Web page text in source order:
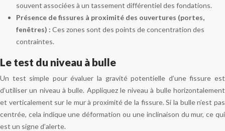
souvent associées à un tassement différentiel des fondations.
Présence de fissures à proximité des ouvertures (portes,
fenêtres) : Ces zones sont des points de concentration des
contraintes.
Le test du niveau à bulle
Un test simple pour évaluer la gravité potentielle d’une fissure est
d’utiliser un niveau à bulle. Appliquez le niveau à bulle horizontalement
et verticalement sur le mur à proximité de la fissure. Si la bulle n’est pas
centrée, cela indique une déformation ou une inclinaison du mur, ce qui
est un signe d’alerte.